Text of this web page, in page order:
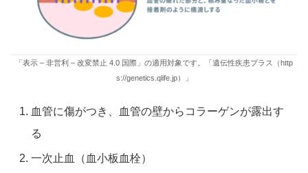
「表示 – 非営利 – 改変禁止 4.0 国際」の適用対象です。「遺伝性疾患プラス（http
s://genetics.qlife.jp）」
血管に傷がつき、血管の壁からコラーゲンが露出す
る
一次止血（血小板血栓）